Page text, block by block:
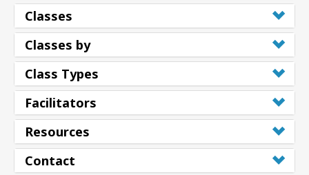
Classes
Classes by
Class Types
Facilitators
Resources
Contact